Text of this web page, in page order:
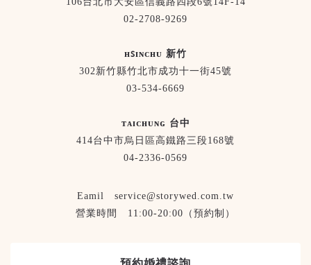
02-2708-9269
ʜꜱɪɴᴄʜᴜ 新竹
302新竹縣竹北市成功十一街45號
03-534-6669
ᴛᴀɪᴄʜᴜɴɢ 台中
414台中市烏日區高鐵路三段168號
04-2336-0569
Eamil service@storywed.com.tw
營業時間 11:00-20:00（預約制）